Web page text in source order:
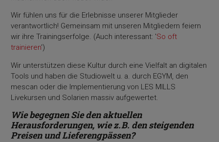
Wir fühlen uns für die Erlebnisse unserer Mitglieder
verantwortlich! Gemeinsam mit unseren Mitgliedern feiern
wir ihre Trainingserfolge. (Auch interessant: 'So oft
trainieren')
Wir unterstützen diese Kultur durch eine Vielfalt an digitalen
Tools und haben die Studiowelt u. a. durch EGYM, den
mescan oder die Implementierung von LES MILLS
Livekursen und Solarien massiv aufgewertet.
Wie begegnen Sie den aktuellen
Herausforderungen, wie z. B. den steigenden
Preisen und Lieferengpässen?